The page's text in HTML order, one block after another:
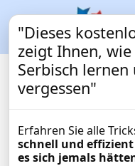
"Dieses
zeigt Ihnen,
Serbisch
vergessen"
Erfahren Sie alle
schnell und effizient
es sich jemals